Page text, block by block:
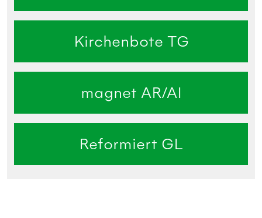
Kirchenbote TG
magnet AR/AI
Reformiert GL